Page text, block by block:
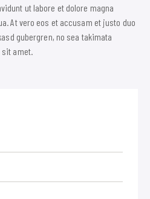
ut labore et dolore magna
At vero eos et accusam et justo duo
gubergren, no sea takimata
sit amet.